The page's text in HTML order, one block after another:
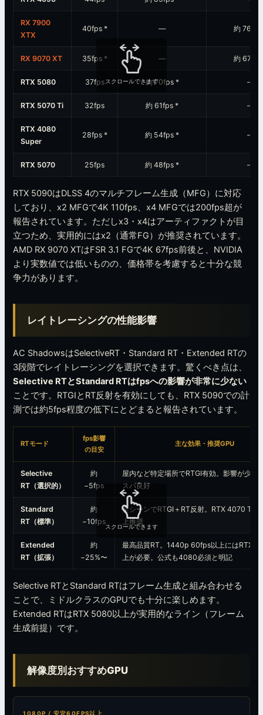
RX 7900
XTX
40fps * — 約
RX 9070 XT 35fps * — 約
RTX 5080 37fps 約 70fps * —
RTX 5070 Ti 32fps 約 61fps* —
RTX 4080
Super
28fps * 約 54fps* —
RTX 5070 25fps 約 48fps* —
スクロールできます
RTX 5090はDLSS 4のマルチフレーム生成（MFG）に対応
しており、x2 MFGで4K 110fps、x4 MFGでは200fps超が
報告されています。ただしx3・x4はアーティファクトが目
立つため、実用的にはx2（通常FG）が推奨されています。
AMD RX 9070 XTはFSR 3.1 FGで4K 67fps前後と、NVIDIA
より実数値では低いものの、価格帯を考慮すると十分な競
争力があります。
レイトレーシングの性能影響
AC ShadowsはSelectiveRT・Standard RT・Extended RTの
3段階でレイトレーシングを選択できます。驚くべき点は、
Selective RTとStandard RTはfpsへの影響が非常に少ない
ことです。RTGIとRT反射を有効にしても、RTX 5090での計
測では約5fps程度の低下にとどまると報告されています。
RTモード
fps影響
の目安
主な効果・推奨GPU
Selective
RT（選択的）
約
−5fps
屋内など特定場所でRTGI有効。影響が少な
スパ良好
Standard
RT（標準）
約
−10fps
全シーンでRTGI＋RT反射。RTX 4070 Ti
上推奨
Extended
RT（拡張）
約
−25%〜
最高品質RT。1440p 60fps以上にはRTX
上が必要。公式も4080必須と明記
スクロールできます
Selective RTとStandard RTはフレーム生成と組み合わせる
ことで、ミドルクラスのGPUでも十分に楽しめます。
Extended RTはRTX 5080以上が実用的なライン（フレーム
生成前提）です。
解像度別おすすめGPU
1080P / 安定60FPS以上